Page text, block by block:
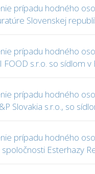
prípadu hodného
Slovenskej
prípadu hodného
s.r.o. so sídlom v
prípadu hodného
Slovakia s.r.o., so
prípadu hodného
Esterhazy